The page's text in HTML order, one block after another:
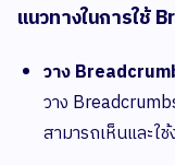
แนวทางในการใช้
วาง
วาง
สามารถเห็นและใช้